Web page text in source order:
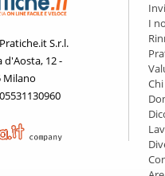
S.r.l.
d'Aosta, 12 -
Milano
I